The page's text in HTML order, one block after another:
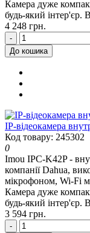
Камера дуже
будь-який інтер'єр.
4 248 грн.
-
До кошика
IP-відеокамера
Код товару: 245302
0
Imou IPC-K42P -
компанії Dahua,
мікрофоном, Wi-Fi
Камера дуже
будь-який інтер'єр.
3 594 грн.
-